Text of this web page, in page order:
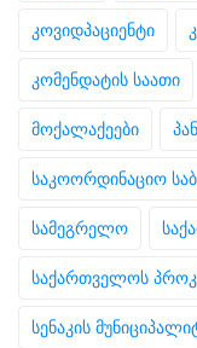
კოვიდპაციენტი
კომენდატის საათი
მოქალაქეები
საკოორდინაციო
სამეგრელო
საქართველოს
სენაკის